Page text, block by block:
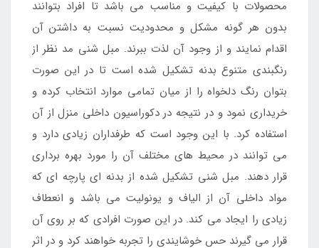
محصولات با کیفیت و مناسب می باشد تا افراد بتوانند
بدون هر گونه مشکل و محدودیت نسبت به داشتن آن
اقدام نمایند و از وجود آن لذت ببرند. مبل شنی مد نظر از
رنگبندی متنوع بدنه تشکیل شده است تا در این صورت
بتوان رنگ دلخواه را از میان تمامی موارد انتخاب کرده و
خریداری نمود و در نتیجه در دکوراسیون داخلی منزل از آن
استفاده کرد. با این وجود است که طرفداران زیادی دارد و
می توانند در محیط های مختلف آن را مورد بهره برداری
قرار دهند. مبل شنی تشکیل شده از بدنه ای پارچه ای که
مواد داخلی آن از الیاف و یونولیت می باشد و انعطاف
زیادی را ایجاد می کند. در این صورت افرادی که بر روی آن
قرار می گیرند حس خوشایندی را تجربه خواهند کرد و در اثر